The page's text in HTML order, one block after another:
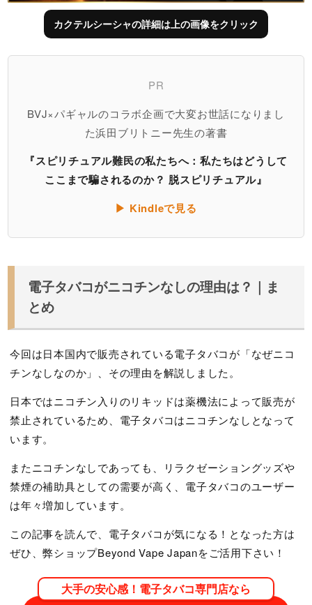
カクテルシーシャの詳細は上の画像をクリック
PR
BVJ×パギャルのコラボ企画で大変お世話になりまし
た浜田ブリトニー先生の著書
『スピリチュアル難民の私たちへ：私たちはどうして
ここまで騙されるのか？ 脱スピリチュアル』
▶ Kindleで見る
電子タバコがニコチンなしの理由は？｜ま
とめ
今回は日本国内で販売されている電子タバコが「なぜニコ
チンなしなのか」、その理由を解説しました。
日本ではニコチン入りのリキッドは薬機法によって販売が
禁止されているため、電子タバコはニコチンなしとなって
います。
またニコチンなしであっても、リラクゼーショングッズや
禁煙の補助具としての需要が高く、電子タバコのユーザー
は年々増加しています。
この記事を読んで、電子タバコが気になる！となった方は
ぜひ、弊ショップBeyond Vape Japanをご活用下さい！
大手の安心感！電子タバコ専門店なら